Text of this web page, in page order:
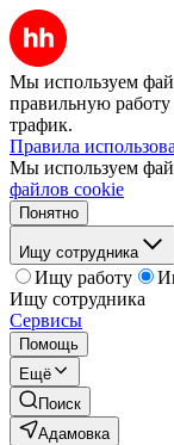
Мы используем
правильную работу
трафик.
Правила
Мы используем
файлов cookie
Понятно
Ищу сотрудника
Ищу работу
Ищу сотрудника
Сервисы
Помощь
Ещё
Поиск
Адамовка